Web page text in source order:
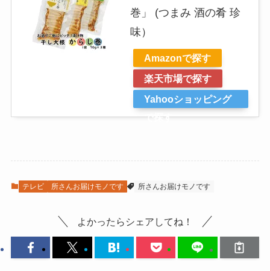
巻」 (つまみ 酒の肴 珍
味）
Amazonで探す
楽天市場で探す
Yahooショッピング
で探す
テレビ 所さんお届けモノです 所さんお届けモノです
よかったらシェアしてね！